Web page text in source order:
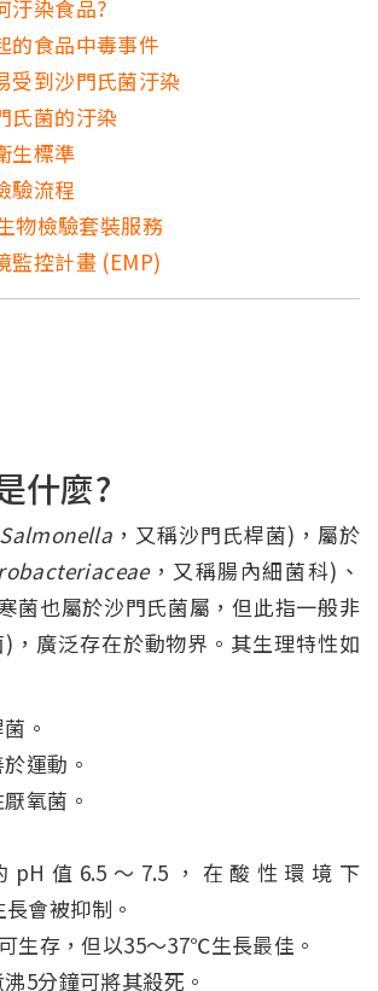
汙染食品?
的食品中毒事件
受到沙門氏菌汙染
氏菌的汙染
生標準
驗流程
物檢驗套裝服務
監控計畫 (EMP)
什麼?
Salmonella ，又稱沙門氏桿菌)，屬於
，又稱腸內細菌科)、
菌也屬於沙門氏菌屬，但此指一般非
，廣泛存在於動物界。其生理特性如
。
運動。
氧菌。
pH值6.5～7.5，在酸性環境下
會被抑制。
生存，但以35～37℃生長最佳。
5分鐘可將其殺死。